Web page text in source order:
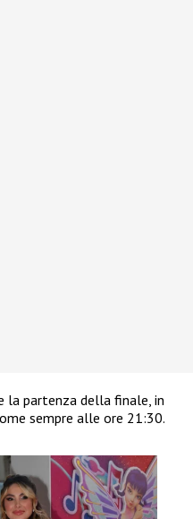
la partenza della finale, in
sempre alle ore 21:30.